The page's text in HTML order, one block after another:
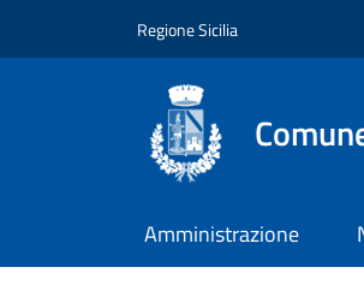
Regione Sicilia
Amministrazione